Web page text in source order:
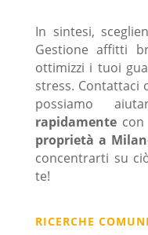
In sintesi,
Gestione affitti
ottimizzi i tuoi
stress. Contattaci
possiamo
rapidamente
proprietà a
concentrarti su
te!
RICERCHE